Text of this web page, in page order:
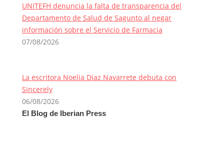
UNITEFH denuncia la falta de transparencia del
Departamento de Salud de Sagunto al negar
información sobre el Servicio de Farmacia
07/08/2026
La escritora Noelia Díaz Navarrete debuta con
Sincerely
06/08/2026
El Blog de Iberian Press